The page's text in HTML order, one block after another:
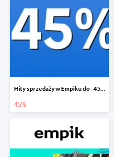
Hity sprzedaży w Empiku do -45%
45%